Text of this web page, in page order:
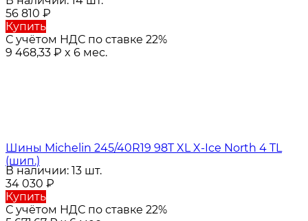
56 810 ₽
Купить
С учётом НДС по ставке 22%
9 468,33 ₽ x 6 мес.
Шины Michelin 245/40R19 98T XL X-Ice North 4 TL
(шип.)
В наличии: 13 шт.
34 030 ₽
Купить
С учётом НДС по ставке 22%